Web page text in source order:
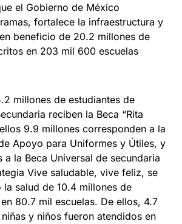
el Gobierno de México
fortalece la infraestructura y
beneficio de 20.2 millones de
en 203 mil 600 escuelas
millones de estudiantes de
reciben la Beca “Rita
9.9 millones corresponden a la
Apoyo para Uniformes y Útiles, y
a la Beca Universal de secundaria
Vive saludable, vive feliz, se
la salud de 10.4 millones de
80.7 mil escuelas. De ellos, 4.7
y niños fueron atendidos en